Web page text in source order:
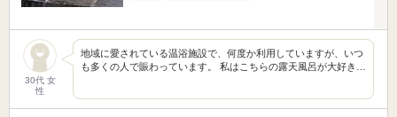
30代 女
性
地域に愛されている温浴施設で、何度か利用していますが、いつ
も多くの人で賑わっています。 私はこちらの露天風呂が大好き…